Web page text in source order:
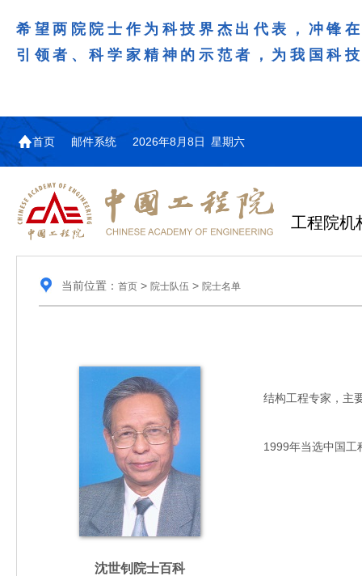
希望两院院士作为科技界杰出代表，冲锋
引领者、科学家精神的示范者，为我国科
首页 邮件系统 2026年8月8日 星期六
工程院机
当前位置： 首页> 院士队伍 > 院士名单
沈世钊院士百科
结构工程专家，主要
1999年当选中国工